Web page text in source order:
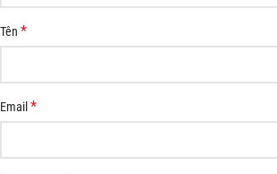
Tên *
Email*